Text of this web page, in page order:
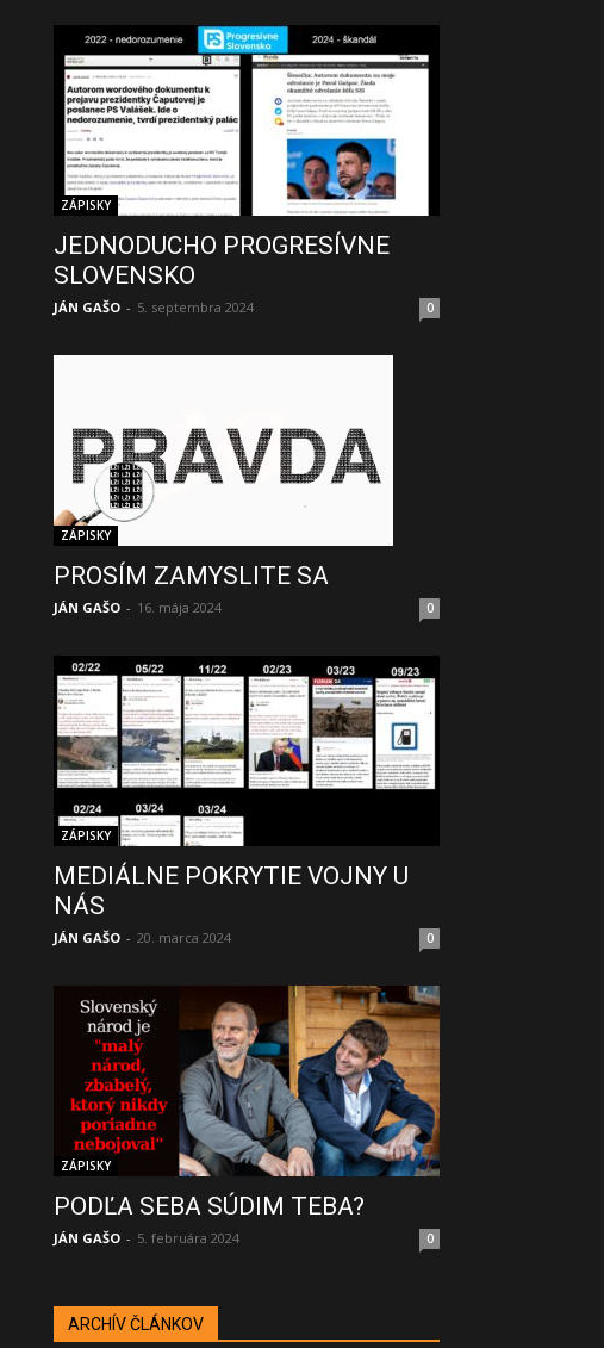
ZÁPISKY
JEDNODUCHO PROGRESÍVNE
SLOVENSKO
JÁN GAŠO - 5. septembra 2024 0
ZÁPISKY
PROSÍM ZAMYSLITE SA
JÁN GAŠO - 16. mája 2024 0
ZÁPISKY
MEDIÁLNE POKRYTIE VOJNY U
NÁS
JÁN GAŠO - 20. marca 2024 0
ZÁPISKY
PODĽA SEBA SÚDIM TEBA?
JÁN GAŠO - 5. februára 2024 0
ARCHÍV ČLÁNKOV